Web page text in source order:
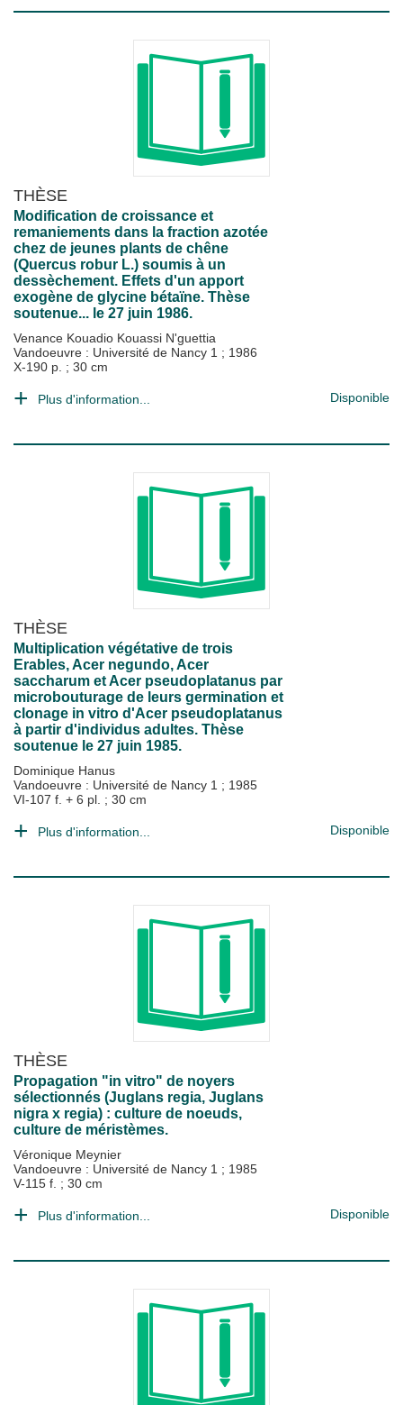
THÈSE
Modification de croissance et
remaniements dans la fraction azotée
chez de jeunes plants de chêne
(Quercus robur L.) soumis à un
dessèchement. Effets d'un apport
exogène de glycine bétaïne. Thèse
soutenue... le 27 juin 1986.
Venance Kouadio Kouassi N'guettia
Vandoeuvre : Université de Nancy 1 ; 1986
X-190 p. ; 30 cm
Plus d'information... Disponible
THÈSE
Multiplication végétative de trois
Erables, Acer negundo, Acer
saccharum et Acer pseudoplatanus par
microbouturage de leurs germination et
clonage in vitro d'Acer pseudoplatanus
à partir d'individus adultes. Thèse
soutenue le 27 juin 1985.
Dominique Hanus
Vandoeuvre : Université de Nancy 1 ; 1985
VI-107 f. + 6 pl. ; 30 cm
Plus d'information... Disponible
THÈSE
Propagation "in vitro" de noyers
sélectionnés (Juglans regia, Juglans
nigra x regia) : culture de noeuds,
culture de méristèmes.
Véronique Meynier
Vandoeuvre : Université de Nancy 1 ; 1985
V-115 f. ; 30 cm
Plus d'information... Disponible